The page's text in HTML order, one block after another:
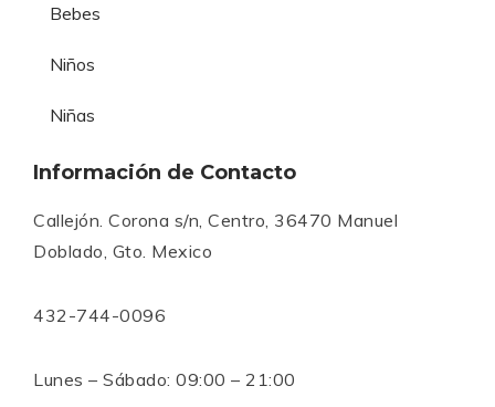
Bebes
Niños
Niñas
Información de Contacto
Callejón. Corona s/n, Centro, 36470 Manuel
Doblado, Gto. Mexico
432-744-0096
Lunes – Sábado: 09:00 – 21:00